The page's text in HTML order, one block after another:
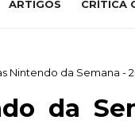
ARTIGOS CRÍTICA
Nintendo da Semana -
da